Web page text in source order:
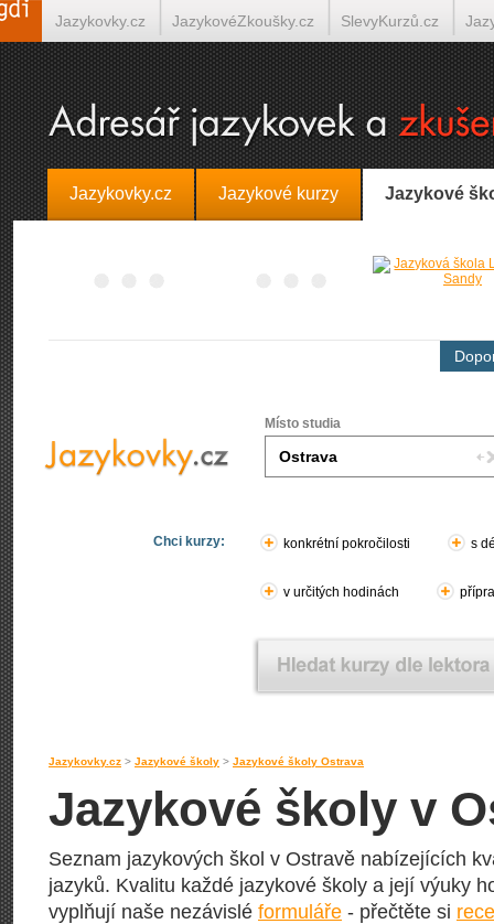
Jazykovky.cz Jazykové kurzy Jazykové
Místo studia
Chci kurzy: konkrétní pokročilosti s
v určitých hodinách
Jazykovky.cz > Jazykové školy > Jazykové školy Ostrava
Jazykové školy v
Seznam jazykových škol v Ostravě nabízejících
jazyků. Kvalitu každé jazykové školy a její výuky
vyplňují naše nezávislé formuláře - přečtěte si
Jazykovky.cz JazykovéZkoušky.cz SlevyKurzů.cz
Španělština on-line Italština on-line Tlumočení-